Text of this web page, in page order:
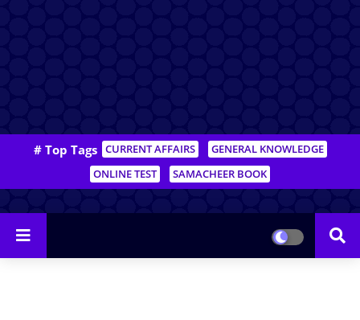
# Top Tags CURRENT AFFAIRS
GENERAL KNOWLEDGE
ONLINE TEST
SAMACHEER BOOK